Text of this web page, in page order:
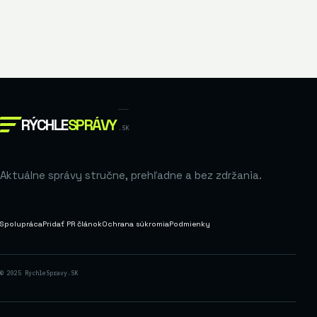
RÝCHLESPRÁVY .SK
Aktuálne správy stručne, prehľadne a bez zdržania.
SpoluprácaPridať PR článokOchrana súkromiaPodmienky
© 2025 RychleSpravy.SK